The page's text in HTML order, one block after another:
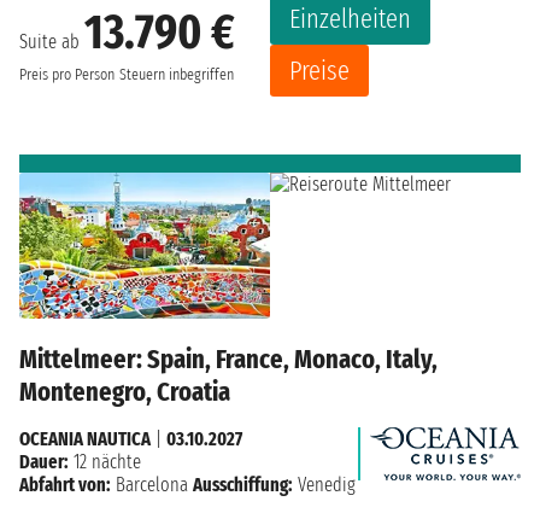
Suite ab 13.790 €
Preis pro Person Steuern inbegriffen
Einzelheiten
Preise
Mittelmeer: Spain, France, Monaco, Italy,
Montenegro, Croatia
OCEANIA NAUTICA| 03.10.2027
Dauer: 12 nächte
Abfahrt von: Barcelona Ausschiffung: Venedig